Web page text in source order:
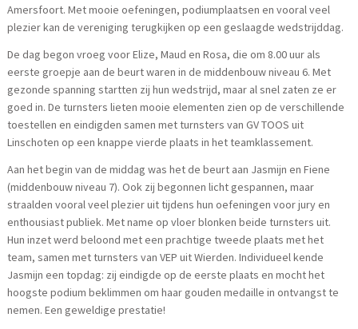
Amersfoort. Met mooie oefeningen, podiumplaatsen en vooral veel
plezier kan de vereniging terugkijken op een geslaagde wedstrijddag.
De dag begon vroeg voor Elize, Maud en Rosa, die om 8.00 uur als
eerste groepje aan de beurt waren in de middenbouw niveau 6. Met
gezonde spanning startten zij hun wedstrijd, maar al snel zaten ze er
goed in. De turnsters lieten mooie elementen zien op de verschillende
toestellen en eindigden samen met turnsters van GV TOOS uit
Linschoten op een knappe vierde plaats in het teamklassement.
Aan het begin van de middag was het de beurt aan Jasmijn en Fiene
(middenbouw niveau 7). Ook zij begonnen licht gespannen, maar
straalden vooral veel plezier uit tijdens hun oefeningen voor jury en
enthousiast publiek. Met name op vloer blonken beide turnsters uit.
Hun inzet werd beloond met een prachtige tweede plaats met het
team, samen met turnsters van VEP uit Wierden. Individueel kende
Jasmijn een topdag: zij eindigde op de eerste plaats en mocht het
hoogste podium beklimmen om haar gouden medaille in ontvangst te
nemen. Een geweldige prestatie!